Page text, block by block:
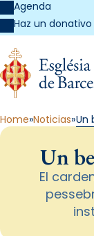
Agenda
Haz un donativo
Home Noticias Un
Un
El